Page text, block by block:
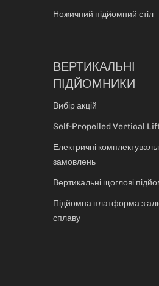
Ножичний підйомний стіл
ВЕРТИКАЛЬНІ
ПІДЙОМНИКИ
Вибір акцій
Self-Propelled Vertical
Електричні
замовлень
Вертикальні щоглові
Підйомна платформа з
сплаву